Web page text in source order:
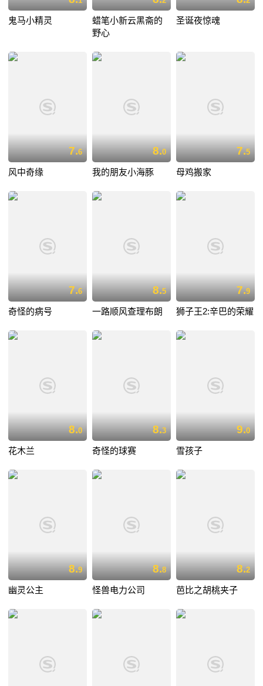
鬼马小精灵
蜡笔小新云黑斋的
野心
圣诞夜惊魂
7.6
风中奇缘
8.0
我的朋友小海豚
7.5
母鸡搬家
7.6
奇怪的病号
8.5
一路顺风查理布朗
7.9
狮子王2:辛巴的荣耀
8.0
花木兰
8.3
奇怪的球赛
9.0
雪孩子
8.9
幽灵公主
8.8
怪兽电力公司
8.2
芭比之胡桃夹子